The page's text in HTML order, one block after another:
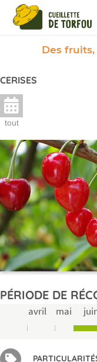
Des
CERISES
tout
PÉRIODE DE
avril mai
Panneau de gestion